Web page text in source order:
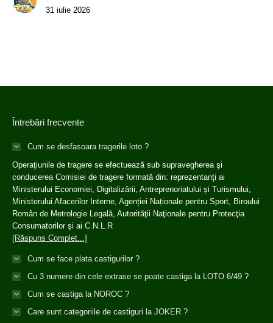
31 iulie 2026
Întrebări frecvente
Cum se desfasoara tragerile loto ?
Operaţiunile de tragere se efectuează sub supravegherea şi
conducerea Comisiei de tragere formată din: reprezentanţi ai
Ministerului Economiei, Digitalizării, Antreprenoriatului și Turismului,
Ministerului Afacerilor Interne, Agenției Naționale pentru Sport, Biroului
Român de Metrologie Legală, Autorităţii Naţionale pentru Protecţia
Consumatorilor şi ai C.N.L.R
[Răspuns Complet...]
Cum se face plata castigurilor ?
Cu 3 numere din cele extrase se poate castiga la LOTO 6/49 ?
Cum se castiga la NOROC ?
Care sunt categoriile de castiguri la JOKER ?